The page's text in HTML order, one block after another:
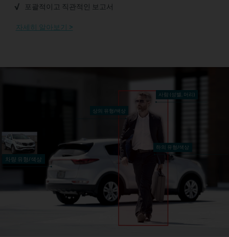
포괄적이고 직관적인 보고서
자세히 알아보기 >
차량 유형/색상
상의 유형/색상
사람 (성별, 머리)
하의 유형/색상